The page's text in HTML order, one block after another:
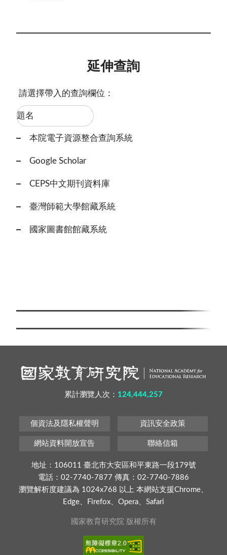
延伸查詢
請選擇帶入的查詢欄位：
本院電子資源整合查詢系統
Google Scholar
CEPS中文期刊資料庫
臺灣師範大學館藏系統
國家圖書館館藏系統
累計瀏覽人次： 124,444,257
個資法及隱私權聲明 資訊安全政策
網站資料開放宣告 聯絡信箱
地址：106011 臺北市大安區和平東路一段179號
電話：02-7740-7877 傳真：02-7740-7886
瀏覽解析度建議為 1024x768 以上 本網站支援Chrome、
Edge、Firefox、Opera、Safari
國家教育研究院 版權所有